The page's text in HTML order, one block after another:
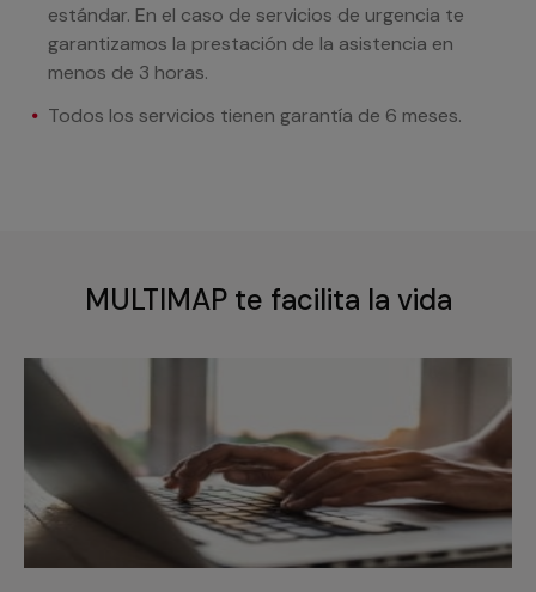
estándar. En el caso de servicios de urgencia te
garantizamos la prestación de la asistencia en
menos de 3 horas.
Todos los servicios tienen garantía de 6 meses.
MULTIMAP te facilita la vida